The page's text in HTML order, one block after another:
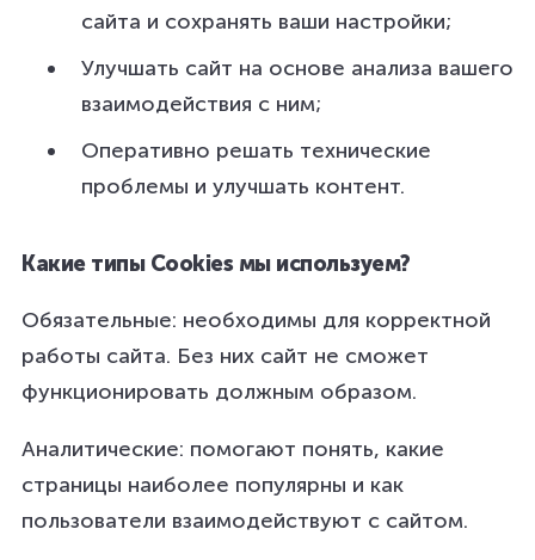
сайта и сохранять ваши настройки;
Улучшать сайт на основе анализа вашего
взаимодействия с ним;
Оперативно решать технические
проблемы и улучшать контент.
Какие типы Cookies мы используем?
Обязательные: необходимы для корректной
работы сайта. Без них сайт не сможет
функционировать должным образом.
Аналитические: помогают понять, какие
страницы наиболее популярны и как
пользователи взаимодействуют с сайтом.